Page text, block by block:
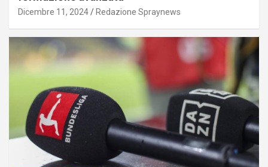
Dicembre 11, 2024 Redazione Spraynews